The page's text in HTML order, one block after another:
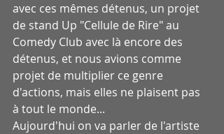
avec ces mêmes détenus, un projet
de stand Up "Cellule de Rire" au
Comedy Club avec là encore des
détenus, et nous avions comme
projet de multiplier ce genre
d'actions, mais elles ne plaisent pas
à tout le monde...
Aujourd'hui on va parler de l'artiste